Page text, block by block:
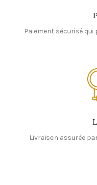
Paiement sécurisé
Livraison assurée